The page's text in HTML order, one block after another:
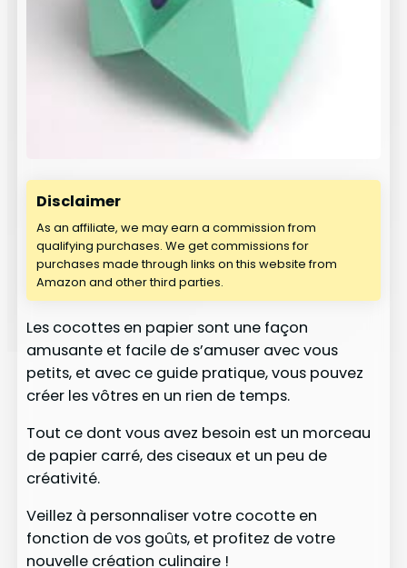
Disclaimer
As an affiliate, we may earn a commission from
qualifying purchases. We get commissions for
purchases made through links on this website from
Amazon and other third parties.
Les cocottes en papier sont une façon
amusante et facile de s’amuser avec vous
petits, et avec ce guide pratique, vous pouvez
créer les vôtres en un rien de temps.
Tout ce dont vous avez besoin est un morceau
de papier carré, des ciseaux et un peu de
créativité.
Veillez à personnaliser votre cocotte en
fonction de vos goûts, et profitez de votre
nouvelle création culinaire !